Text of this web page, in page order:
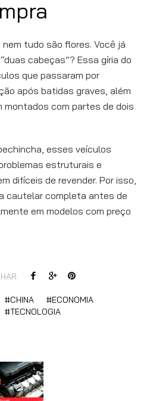
tudo são flores. Você já
cabeças”? Essa gíria do
que passaram por
após batidas graves, além
montados com partes de dois
esses veículos
estruturais e
difíceis de revender. Por isso,
cautelar completa antes de
em modelos com preço
CHINA
ECONOMIA
TECNOLOGIA